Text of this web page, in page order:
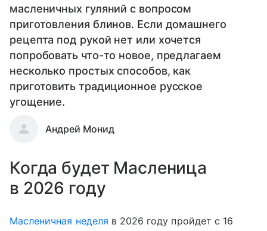
масленичных гуляний с вопросом
приготовления блинов. Если домашнего
рецепта под рукой нет или хочется
попробовать что-то новое, предлагаем
несколько простых способов, как
приготовить традиционное русское
угощение.
Андрей Монид
Когда будет Масленица
в 2026 году
Масленичная неделя в 2026 году пройдет с 16